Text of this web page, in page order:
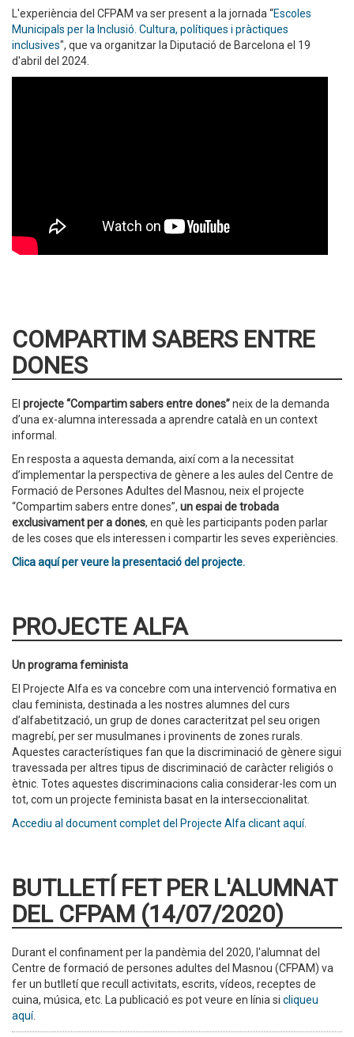
L'experiència del CFPAM va ser present a la jornada “Escoles
Municipals per la Inclusió. Cultura, polítiques i pràctiques
inclusives", que va organitzar la Diputació de Barcelona el 19
d'abril del 2024.
COMPARTIM SABERS ENTRE
DONES
El projecte “Compartim sabers entre dones”neix de la demanda
d’una ex-alumna interessada a aprendre català en un context
informal.
En resposta a aquesta demanda, així com a la necessitat
d’implementar la perspectiva de gènere a les aules del Centre de
Formació de Persones Adultes del Masnou, neix el projecte
“Compartim sabers entre dones”, un espai de trobada
exclusivament per a dones, en què les participants poden parlar
de les coses que els interessen i compartir les seves experiències.
Clica aquí per veure la presentació del projecte.
PROJECTE ALFA
Un programa feminista
El Projecte Alfa es va concebre com una intervenció formativa en
clau feminista, destinada a les nostres alumnes del curs
d’alfabetització, un grup de dones caracteritzat pel seu origen
magrebí, per ser musulmanes i provinents de zones rurals.
Aquestes característiques fan que la discriminació de gènere sigui
travessada per altres tipus de discriminació de caràcter religiós o
ètnic. Totes aquestes discriminacions calia considerar-les com un
tot, com un projecte feminista basat en la interseccionalitat.
Accediu al document complet del Projecte Alfa clicant aquí.
BUTLLETÍ FET PER L'ALUMNAT
DEL CFPAM (14/07/2020)
Durant el confinament per la pandèmia del 2020, l'alumnat del
Centre de formació de persones adultes del Masnou (CFPAM) va
fer un butlletí que recull activitats, escrits, vídeos, receptes de
cuina, música, etc. La publicació es pot veure en línia si cliqueu
aquí.